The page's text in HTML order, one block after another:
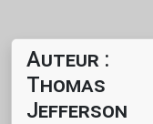
Auteur :
Thomas
Jefferson